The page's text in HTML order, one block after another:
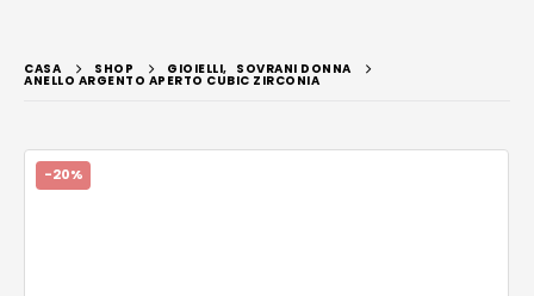
CASA SHOP GIOIELLI, SOVRANI DONNA
ANELLO ARGENTO APERTO CUBIC ZIRCONIA
-20%